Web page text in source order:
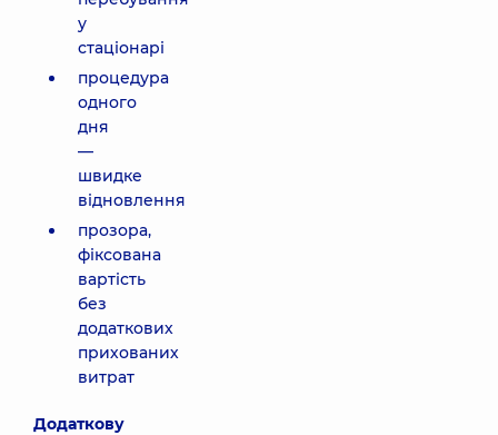
у
стаціонарі
процедура
одного
дня
—
швидке
відновлення
прозора,
фіксована
вартість
без
додаткових
прихованих
витрат
Додаткову